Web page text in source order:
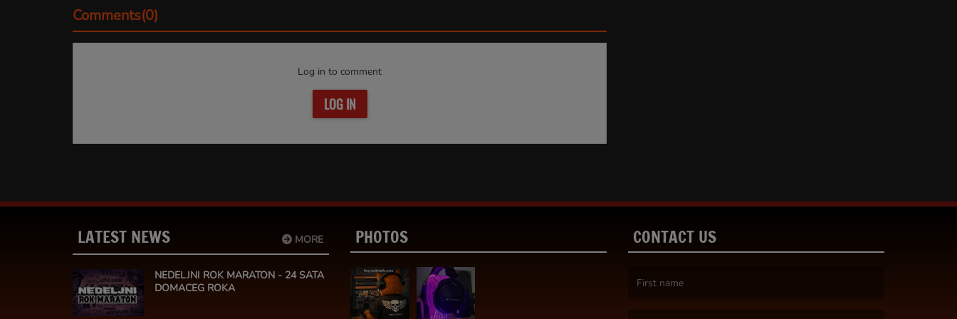
Comments(0)
Log in to comment
LOG IN
MORE
LATEST NEWS
NEDELJNI ROK MARATON - 24 SATA
DOMACEG ROKA
PHOTOS CONTACT US